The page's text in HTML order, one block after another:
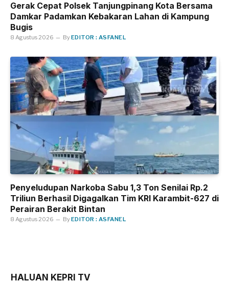
Gerak Cepat Polsek Tanjungpinang Kota Bersama
Damkar Padamkan Kebakaran Lahan di Kampung
Bugis
8 Agustus 2026 ByEDITOR : ASFANEL
Penyeludupan Narkoba Sabu 1,3 Ton Senilai Rp.2
Triliun Berhasil Digagalkan Tim KRI Karambit-627 di
Perairan Berakit Bintan
8 Agustus 2026 ByEDITOR : ASFANEL
HALUAN KEPRI TV